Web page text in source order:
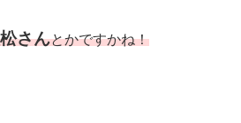
さんとかですかね！